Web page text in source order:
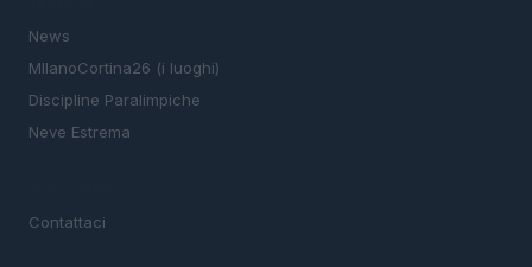
News
MIlanoCortina26 (i luoghi)
Discipline Paralimpiche
Neve Estrema
Contattaci